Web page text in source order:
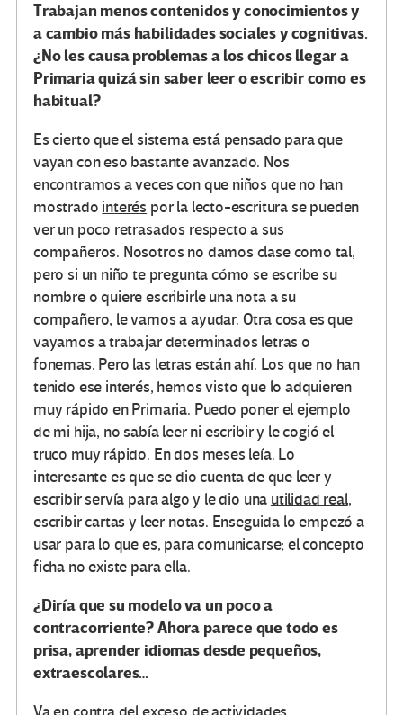
Trabajan menos contenidos y conocimientos y
a cambio más habilidades sociales y cognitivas.
¿No les causa problemas a los chicos llegar a
Primaria quizá sin saber leer o escribir como es
habitual?
Es cierto que el sistema está pensado para que
vayan con eso bastante avanzado. Nos
encontramos a veces con que niños que no han
mostrado interés por la lecto-escritura se pueden
ver un poco retrasados respecto a sus
compañeros. Nosotros no damos clase como tal,
pero si un niño te pregunta cómo se escribe su
nombre o quiere escribirle una nota a su
compañero, le vamos a ayudar. Otra cosa es que
vayamos a trabajar determinados letras o
fonemas. Pero las letras están ahí. Los que no han
tenido ese interés, hemos visto que lo adquieren
muy rápido en Primaria. Puedo poner el ejemplo
de mi hija, no sabía leer ni escribir y le cogió el
truco muy rápido. En dos meses leía. Lo
interesante es que se dio cuenta de que leer y
escribir servía para algo y le dio una utilidad real,
escribir cartas y leer notas. Enseguida lo empezó a
usar para lo que es, para comunicarse; el concepto
ficha no existe para ella.
¿Diría que su modelo va un poco a
contracorriente? Ahora parece que todo es
prisa, aprender idiomas desde pequeños,
extraescolares…